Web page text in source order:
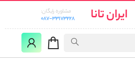
ایران تانا
مشاوره رایگان:
087-33173228